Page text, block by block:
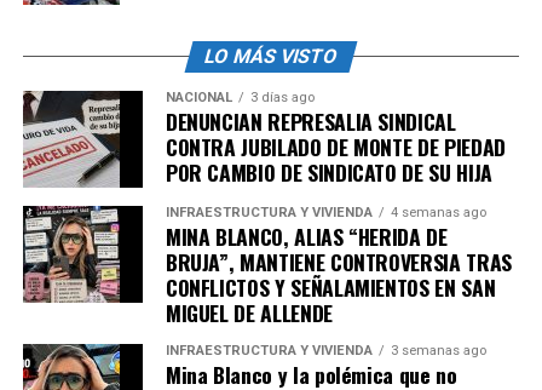
LO MÁS VISTO
NACIONAL 3 días ago
DENUNCIAN REPRESALIA SINDICAL
CONTRA JUBILADO DE MONTE DE PIEDAD
POR CAMBIO DE SINDICATO DE SU HIJA
INFRAESTRUCTURA Y VIVIENDA 4 semanas ago
MINA BLANCO, ALIAS “HERIDA DE
BRUJA”, MANTIENE CONTROVERSIA TRAS
CONFLICTOS Y SEÑALAMIENTOS EN SAN
MIGUEL DE ALLENDE
INFRAESTRUCTURA Y VIVIENDA 3 semanas ago
Mina Blanco y la polémica que no